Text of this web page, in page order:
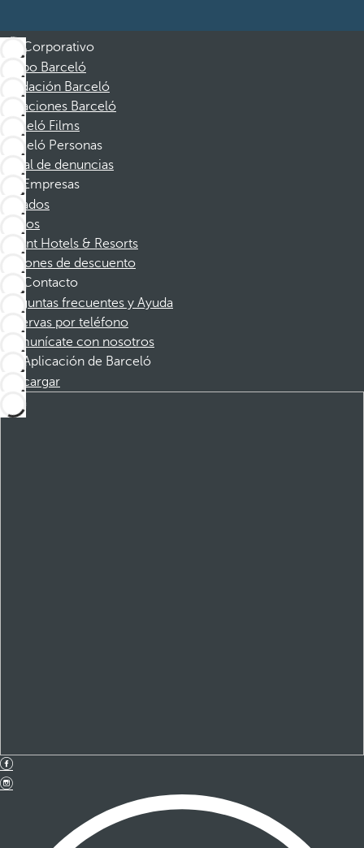
Corporativo
Grupo Barceló
Fundación Barceló
Vacaciones Barceló
Barceló Films
Barceló Personas
Canal de denuncias
Empresas
Afiliados
Socios
Dorint Hotels & Resorts
Cupones de descuento
Contacto
Preguntas frecuentes y Ayuda
Reservas por teléfono
Comunícate con nosotros
Aplicación de Barceló
Descargar